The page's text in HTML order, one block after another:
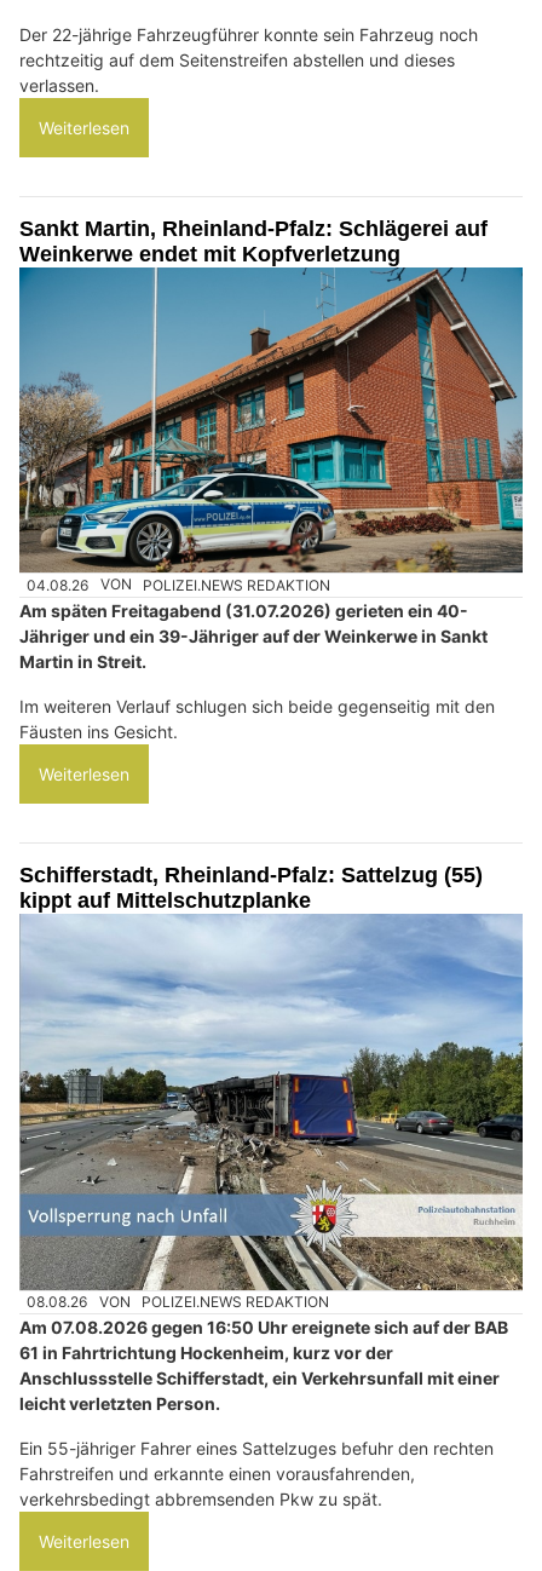
Der 22-jährige Fahrzeugführer konnte sein Fahrzeug noch
rechtzeitig auf dem Seitenstreifen abstellen und dieses
verlassen.
Weiterlesen
Sankt Martin, Rheinland-Pfalz: Schlägerei auf
Weinkerwe endet mit Kopfverletzung
04.08.26 VON POLIZEI.NEWS REDAKTION
Am späten Freitagabend (31.07.2026) gerieten ein 40-
Jähriger und ein 39-Jähriger auf der Weinkerwe in Sankt
Martin in Streit.
Im weiteren Verlauf schlugen sich beide gegenseitig mit den
Fäusten ins Gesicht.
Weiterlesen
Schifferstadt, Rheinland-Pfalz: Sattelzug (55)
kippt auf Mittelschutzplanke
08.08.26 VON POLIZEI.NEWS REDAKTION
Am 07.08.2026 gegen 16:50 Uhr ereignete sich auf der BAB
61 in Fahrtrichtung Hockenheim, kurz vor der
Anschlussstelle Schifferstadt, ein Verkehrsunfall mit einer
leicht verletzten Person.
Ein 55-jähriger Fahrer eines Sattelzuges befuhr den rechten
Fahrstreifen und erkannte einen vorausfahrenden,
verkehrsbedingt abbremsenden Pkw zu spät.
Weiterlesen